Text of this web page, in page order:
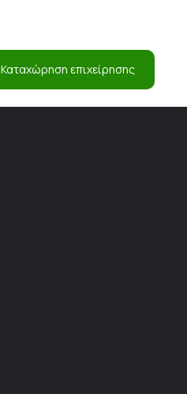
Καταχώρηση επιχείρησης